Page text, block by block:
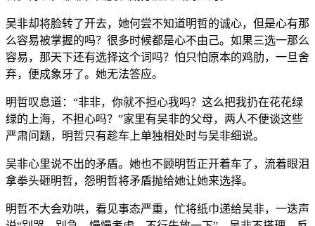
吴非却将脸转了开去，她何尝不知道明哲的诚心，但是心有那
么容易被掌握的吗？很多时候都是心不由己。如果三选一那么
容易，那天下还有选择这个词吗？怕只怕原本的鸡肋，一旦舍
弃，便成象牙了。她无法答应。
明哲叹息道：“非非，你就不担心我吗？这么把我扔在花花绿
绿的上海，不担心吗？”家里有吴非的父母，两人不便谈这些
严肃问题，明哲只有趁车上单独相处时与吴非细说。
吴非心里说不出的矛盾。她也不顾明哲正开着车了，流着眼泪
拿拳头砸明哲，怨明哲将矛盾抛给她让她来选择。
明哲不大会劝哄，看见事态严重，忙将纸巾递给吴非，一迭声